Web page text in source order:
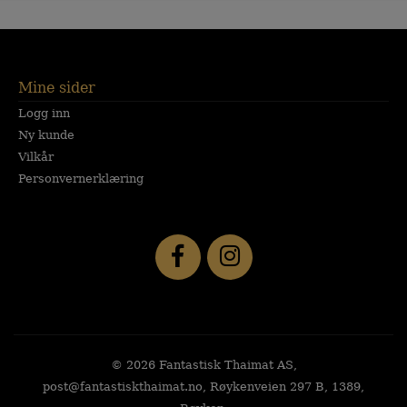
Mine sider
Logg inn
Ny kunde
Vilkår
Personvernerklæring
© 2026 Fantastisk Thaimat AS,
post@fantastiskthaimat.no, Røykenveien 297 B, 1389,